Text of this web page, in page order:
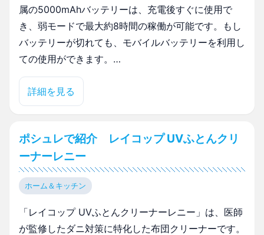
属の5000mAhバッテリーは、充電後すぐに使用で
き、弱モードで最大約8時間の稼働が可能です。もし
バッテリーが切れても、モバイルバッテリーを利用し
ての使用ができます。…
詳細を見る
ポシュレで紹介 レイコップ UVふとんクリ
ーナーレニー
ホーム＆キッチン
「レイコップ UVふとんクリーナーレニー」は、医師
が監修したダニ対策に特化した布団クリーナーです。